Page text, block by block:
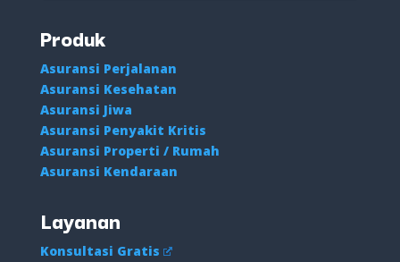
Produk
Asuransi Perjalanan
Asuransi Kesehatan
Asuransi Jiwa
Asuransi Penyakit Kritis
Asuransi Properti / Rumah
Asuransi Kendaraan
Layanan
Konsultasi Gratis